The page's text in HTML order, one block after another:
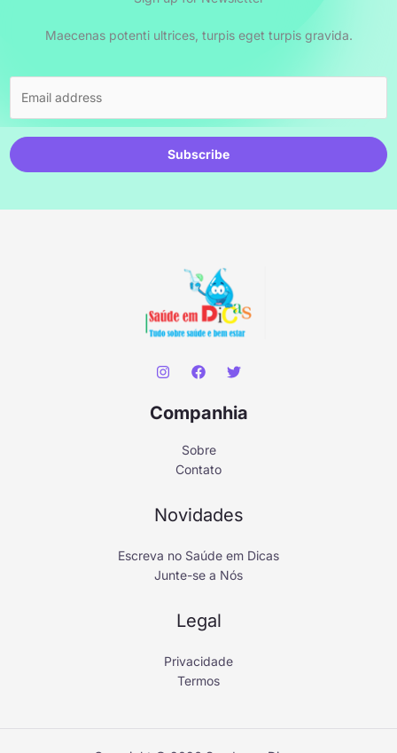
Maecenas potenti ultrices, turpis eget turpis gravida.
Subscribe
Companhia
Sobre
Contato
Novidades
Escreva no Saúde em Dicas
Junte-se a Nós
Legal
Privacidade
Termos